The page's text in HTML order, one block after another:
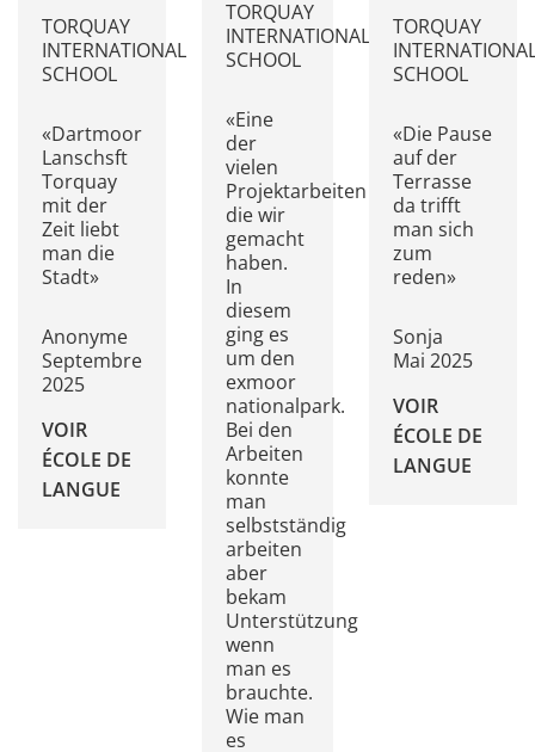
TORQUAY
INTERNATIONAL
SCHOOL
«Dartmoor
Lanschsft
Torquay
mit der
Zeit liebt
man die
Stadt»
Anonyme
Septembre
2025
VOIR
ÉCOLE DE
LANGUE
TORQUAY
INTERNATIONAL
SCHOOL
«Eine
der
vielen
Projektarbeiten
die wir
gemacht
haben.
In
diesem
ging es
um den
exmoor
nationalpark.
Bei den
Arbeiten
konnte
man
selbstständig
arbeiten
aber
bekam
Unterstützung
wenn
man es
brauchte.
Wie man
es
TORQUAY
SCHOOL
«Die Pause
auf der
Terrasse
da trifft
man sich
zum
reden»
Sonja
Mai 2025
VOIR
ÉCOLE DE
LANGUE